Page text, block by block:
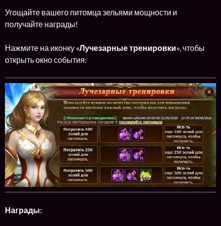
Угощайте вашего питомца зельями мощности и
получайте награды!
Нажмите на иконку «Лучезарные тренировки», чтобы
открыть окно события:
Награды: